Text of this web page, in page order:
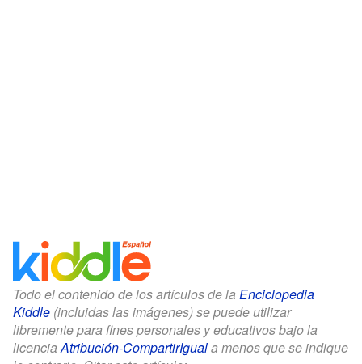
Todo el contenido de los artículos de la Enciclopedia
Kiddle (incluidas las imágenes) se puede utilizar
libremente para fines personales y educativos bajo la
licenciaAtribución-CompartirIguala menos que se indique